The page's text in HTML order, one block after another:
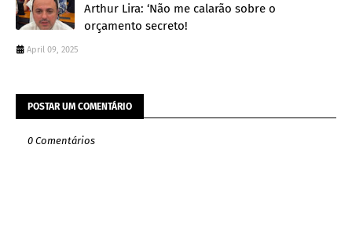
Arthur Lira: ‘Não me calarão sobre o
orçamento secreto!
April 09, 2025
POSTAR UM COMENTÁRIO
0 Comentários